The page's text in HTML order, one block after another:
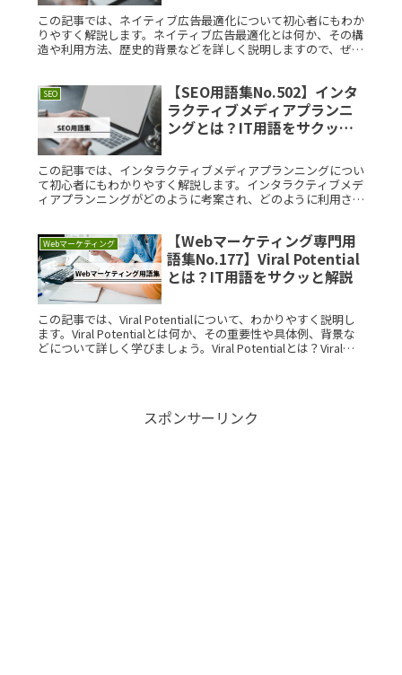
この記事では、ネイティブ広告最適化について初心者にもわか
りやすく解説します。ネイティブ広告最適化とは何か、その構
造や利用方法、歴史的背景などを詳しく説明しますので、ぜひ
SEO
【SEO用語集No.502】インタ
ラクティブメディアプランニ
ングとは？IT用語をサクッと
この記事では、インタラクティブメディアプランニングについ
て初心者にもわかりやすく解説します。インタラクティブメデ
ィアプランニングがどのように考案され、どのように利用され
Webマーケティング
【Webマーケティング専門用
語集No.177】Viral Potential
とは？IT用語をサクッと解説
この記事では、Viral Potentialについて、わかりやすく説明し
ます。Viral Potentialとは何か、その重要性や具体例、背景な
どについて詳しく学びましょう。Viral Potentialとは？Viral
スポンサーリンク